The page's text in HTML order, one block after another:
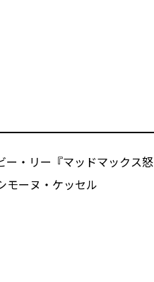
ー・リー『マッドマックス怒
モーヌ・ケッセル